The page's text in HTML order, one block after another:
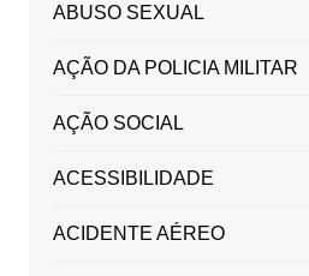
ABUSO SEXUAL
AÇÃO DA POLICIA MILITAR
AÇÃO SOCIAL
ACESSIBILIDADE
ACIDENTE AÉREO